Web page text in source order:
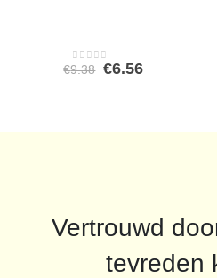
0out of 5
€9.38 Oorspronkelijke
€6.56Huidige
Vertrouwd
tevreden